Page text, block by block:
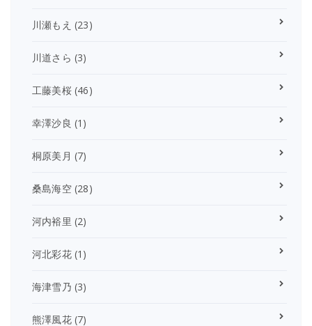
川瀬もえ (23)
川道さら (3)
工藤美桜(46)
幸澤沙良 (1)
桐原美月 (7)
桑島海空(28)
河内裕里 (2)
河北彩花(1)
海津雪乃 (3)
熊澤風花(7)